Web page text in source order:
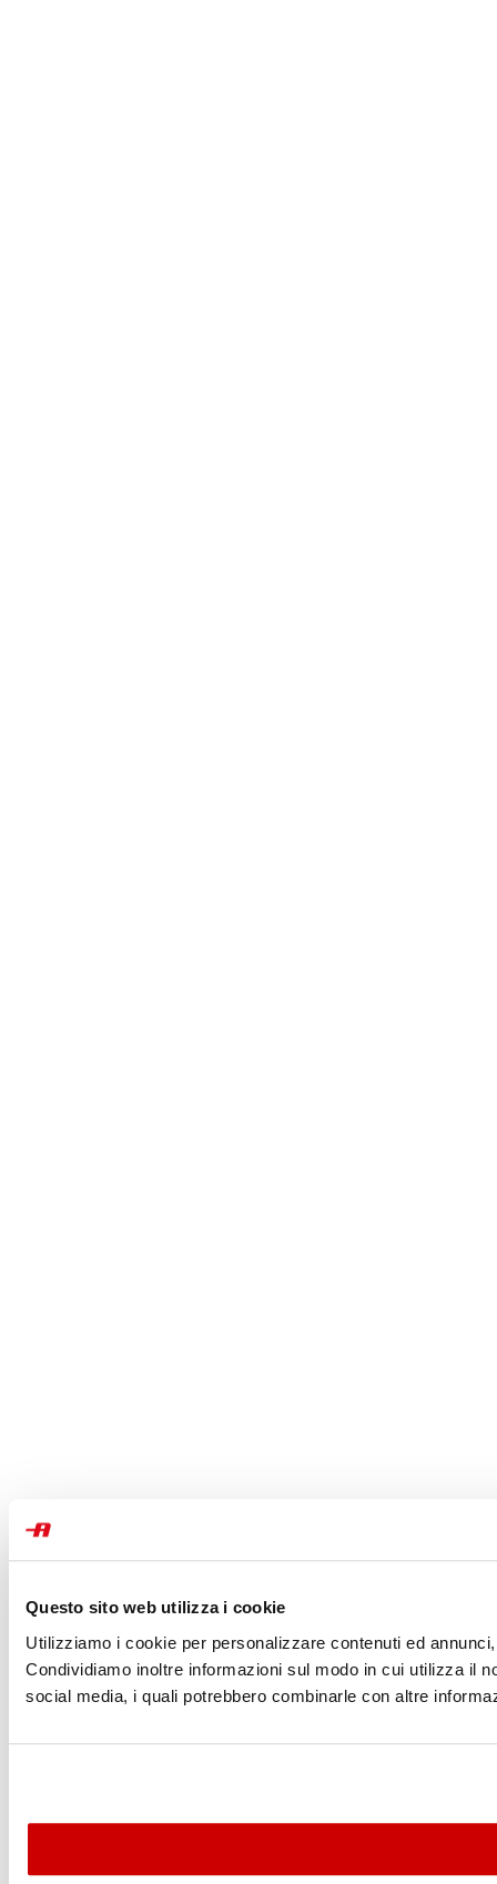
Questo sito web utilizza i cookie
Utilizziamo i cookie per personalizzare contenuti ed
Condividiamo inoltre informazioni sul modo in cui utilizza il
social media, i quali potrebbero combinarle con altre